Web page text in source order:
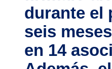
durante el
seis
en 14